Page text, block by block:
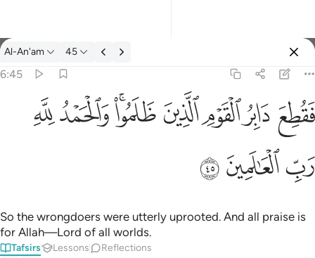
Tafsir: Al-An'am 6:45
Al-An'am 45
6:45
فقطع دابر القوم الذين ظلموا والحمد لله رب العالمين ٤٥
ٱلْقَوْمِ ٱلَّذِينَ ظَلَمُوا۟ ۚ وَٱلْحَمْدُ لِلَّهِ رَبِّ ٱلْعَـٰلَمِينَ ٤٥ﱁ ﱂﱃﱄﱅﱆﱇﱈ
ﱉﱊﱋ
So the wrongdoers were utterly uprooted. And all praise is
for Allah—Lord of all worlds.
Tafsirs Lessons Reflections